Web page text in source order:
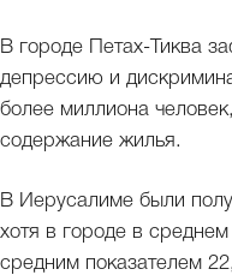
В городе Петах-Тиква
депрессию и
более миллиона
содержание жилья.
В Иерусалиме были
хотя в городе в
средним показателем